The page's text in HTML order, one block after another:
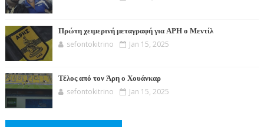
Πρώτη χειμερινή μεταγραφή για ΑΡΗ ο Μεντίλ
sefontokitrino Jan 15, 2025
Τέλος από τον Άρη ο Χουάνκαρ
sefontokitrino Jan 15, 2025